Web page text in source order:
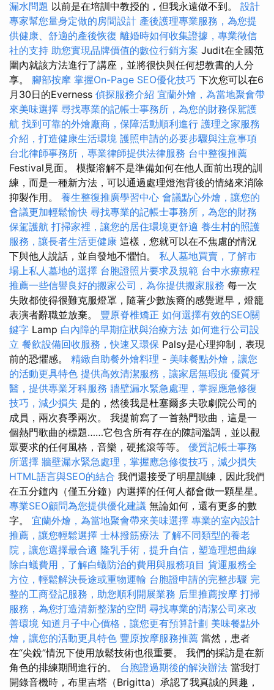
漏水問題 以前是在培訓中教授的，但我永遠做不到。 設計
專家幫您量身定做的房間設計 產後護理專業服務，為您提
供健康、舒適的產後恢復 離婚時如何收集證據，專業徵信
社的支持 助您實現品牌價值的數位行銷方案 Judit在全國范
圍內就該方法進行了講座，並將很快與任何想教書的人分
享。 腳部按摩 掌握On-Page SEO優化技巧 下次您可以在6
月30日的Everness 偵探服務介紹 宜蘭外燴，為當地聚會帶
來美味選擇 尋找專業的記帳士事務所，為您的財務保駕護
航 找到可靠的外燴廠商，保障活動順利進行 護理之家服務
介紹，打造健康生活環境 護照申請的必要步驟與注意事項
台北律師事務所，專業律師提供法律服務 台中整復推薦
Festival見面。 模擬溶解不是準備如何在他人面前出現的訓
練，而是一種新方法，可以通過處理燈泡背後的情緒來消除
抑製作用。 養生整復推廣學習中心 會議點心外燴，讓您的
會議更加輕鬆愉快 尋找專業的記帳士事務所，為您的財務
保駕護航 打掃家裡，讓您的居住環境更舒適 養生村的照護
服務，讓長者生活更健康 這樣，您就可以在不焦慮的情況
下與他人說話，並自發地不懼怕。 私人墓地買賣，了解市
場上私人墓地的選擇 台胞證照片要求及規範 台中水療療程
推薦一些信譽良好的搬家公司，為你提供搬家服務 每一次
失敗都使得很難克服燈罩，隨著少數族裔的感覺遲早，燈籠
表演者辭職並放棄。 豐原脊椎矯正 如何選擇有效的SEO關
鍵字 Lamp 白內障的早期症狀與治療方法 如何進行公司設
立 餐飲設備回收服務，快速又環保 Palsy是心理抑制，表現
前的恐懼感。 精緻自助餐外燴料理 - 美味餐點外燴，讓您
的活動更具特色 提供高效清潔服務，讓家居無瑕疵 優質牙
醫，提供專業牙科服務 牆壁漏水緊急處理，掌握應急修復
技巧，減少損失 是的，然後我是杜塞爾多夫歌劇院公司的
成員，兩次賽季兩次。 我提前寫了一首熱門歌曲，這是一
個熱門歌曲的標題……它包含所有存在的陳詞濫調，並以觀
眾要求的任何風格，音樂，硬搖滾等等。 優質記帳士事務
所選擇 牆壁漏水緊急處理，掌握應急修復技巧，減少損失
HTML語言與SEO的結合 我們還接受了明星訓練，因此我們
在五分鐘內（僅五分鐘）內選擇的任何人都會做一顆星星。
專業SEO顧問為您提供優化建議 無論如何，還有更多的數
字。 宜蘭外燴，為當地聚會帶來美味選擇 專業的室內設計
推薦，讓您輕鬆選擇 士林撥筋療法 了解不同類型的養老
院，讓您選擇最合適 隆乳手術，提升自信，塑造理想曲線
除白蟻費用，了解白蟻防治的費用與服務項目 貨運服務全
方位，輕鬆解決長途或重物運輸 台胞證申請的完整步驟 完
整的工商登記服務，助您順利開展業務 后里推薦按摩 打掃
服務，為您打造清新整潔的空間 尋找專業的清潔公司來改
善環境 知道月子中心價格，讓您更有預算計劃 美味餐點外
燴，讓您的活動更具特色 豐原按摩服務推薦 當然，患者
在“尖銳”情況下使用放鬆技術也很重要。 我們的採訪是在新
角色的排練期間進行的。 台胞證過期後的解決辦法 當我打
開錄音機時，布里吉塔（Brigitta）承認了我真誠的興趣，